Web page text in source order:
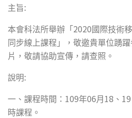
主旨:
本會科法所舉辦「 2020 國際技術
同步線上課程」，敬邀貴單位踴
片，敬請協助宣傳，請查照。
說明:
一、課程時間： 109年06月 18 、 19
時課程。